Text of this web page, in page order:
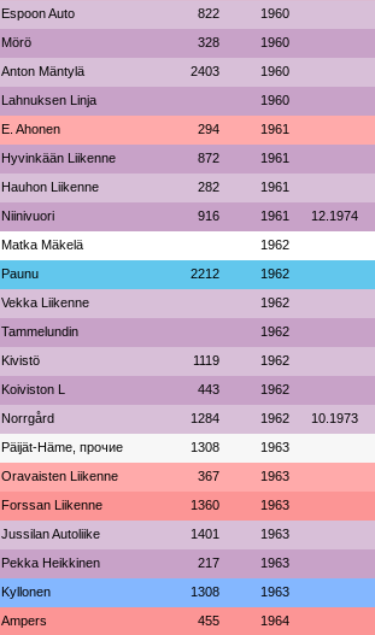
Espoon Auto 822 1960
Mörö 328 1960
Anton Mäntylä 2403 1960
Lahnuksen Linja 1960
E. Ahonen 294 1961
Hyvinkään Liikenne 872 1961
Hauhon Liikenne 282 1961
Niinivuori 916 1961 12.1974
Matka Mäkelä 1962
Paunu 2212 1962
Vekka Liikenne 1962
Tammelundin 1962
Kivistö 1119 1962
Koiviston L 443 1962
Norrgård 1284 1962 10.1973
Päijät-Häme, прочие 1308 1963
Oravaisten Liikenne 367 1963
Forssan Liikenne 1360 1963
Jussilan Autoliike 1401 1963
Pekka Heikkinen 217 1963
Kyllonen 1308 1963
Ampers 455 1964